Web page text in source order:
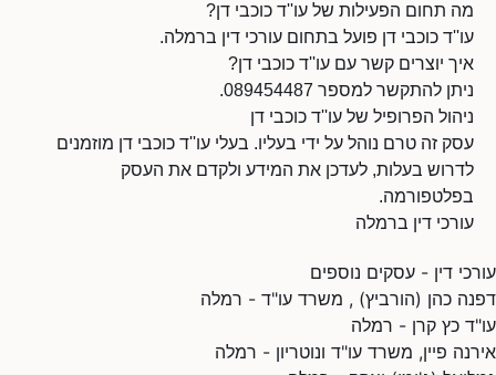
מה תחום הפעילות של עו''ד כוכבי דן?
עו''ד כוכבי דן פועל בתחום עורכי דין ברמלה.
איך יוצרים קשר עם עו''ד כוכבי דן?
ניתן להתקשר למספר 089454487.
ניהול הפרופיל של עו''ד כוכבי דן
עסק זה טרם נוהל על ידי בעליו. בעלי עו''ד כוכבי דן מוזמנים
לדרוש בעלות, לעדכן את המידע ולקדם את העסק
בפלטפורמה.
עורכי דין ברמלה
עורכי דין - עסקים נוספים
דפנה כהן (הורביץ) , משרד עו"ד - רמלה
עו"ד כץ קרן - רמלה
אירנה פיין, משרד עו"ד ונוטריון - רמלה